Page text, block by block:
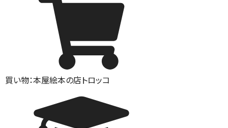
買い物：本屋絵本の店トロッコ